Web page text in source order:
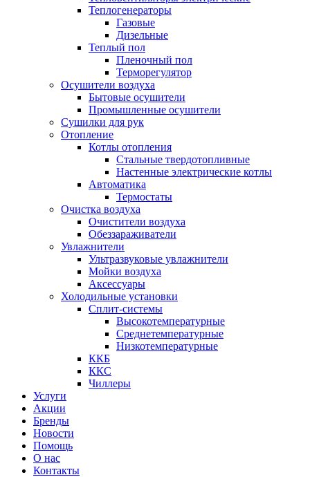
Теплогенераторы
Газовые
Дизельные
Теплый пол
Пленочный пол
Терморегулятор
Осушители воздуха
Бытовые осушители
Промышленные осушители
Сушилки для рук
Отопление
Котлы отопления
Стальные твердотопливные
Настенные электрические котлы
Автоматика
Термостаты
Очистка воздуха
Очистители воздуха
Обеззараживатели
Увлажнители
Ультразвуковые увлажнители
Мойки воздуха
Аксессуары
Холодильные установки
Сплит-системы
Высокотемпературные
Среднетемпературные
Низкотемпературные
ККБ
ККС
Чиллеры
Услуги
Акции
Бренды
Новости
Помощь
О нас
Контакты